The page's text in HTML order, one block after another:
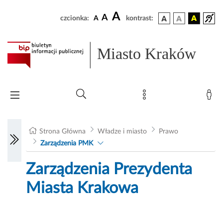
czcionka: A A A kontrast:
Miasto Kraków
Strona Główna Władze i miasto
Prawo
Zarządzenia PMK
Zarządzenia Prezydenta
Miasta Krakowa